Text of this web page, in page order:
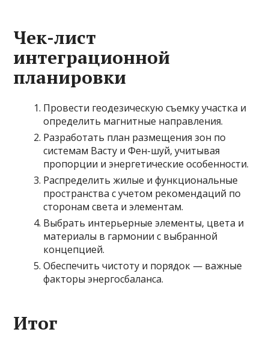
Чек-лист
интеграционной
планировки
Провести геодезическую съемку участка и
определить магнитные направления.
Разработать план размещения зон по
системам Васту и Фен-шуй, учитывая
пропорции и энергетические особенности.
Распределить жилые и функциональные
пространства с учетом рекомендаций по
сторонам света и элементам.
Выбрать интерьерные элементы, цвета и
материалы в гармонии с выбранной
концепцией.
Обеспечить чистоту и порядок — важные
факторы энергосбаланса.
Итог